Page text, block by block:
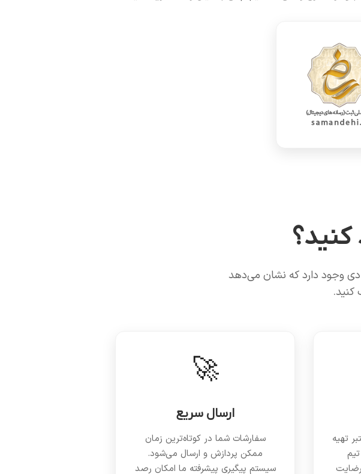
کنید؟
وجود دارد که نشان می‌دهد
کنید.
تهیه
🚀
ارسال سریع
سفارشات شما در کوتاه‌ترین زمان
ممکن پردازش و ارسال می‌شود.
سیستم پیگیری پیشرفته ما امکان رصد